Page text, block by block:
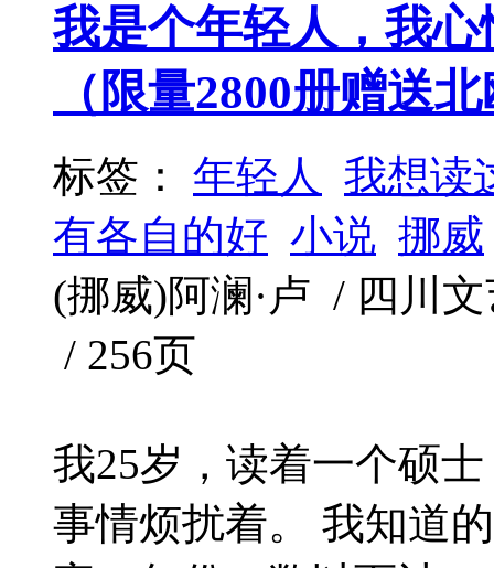
我是个年轻人，我
（限量2800册赠送
标签： 年轻人
我想读
有各自的好 小说 挪威
(挪威)阿澜·卢 / 四川
/ 256页
我25岁，读着一个硕
事情烦扰着。 我知道